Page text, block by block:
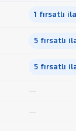
1 fırsatlı
5 fırsatlı
5 fırsatlı
—
—